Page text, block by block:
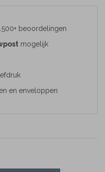
beoordelingen
mogelijk
en enveloppen